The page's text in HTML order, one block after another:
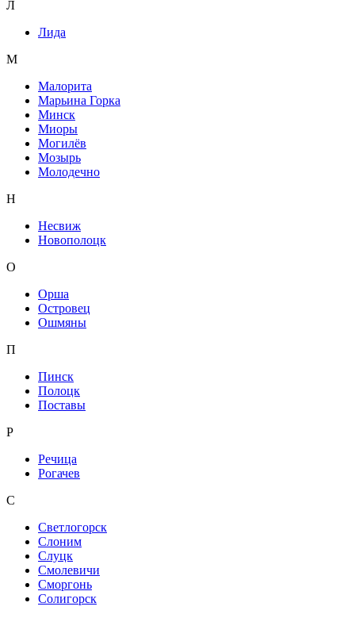
Л
Лида
М
Малорита
Марьина Горка
Минск
Миоры
Могилёв
Мозырь
Молодечно
Н
Несвиж
Новополоцк
О
Орша
Островец
Ошмяны
П
Пинск
Полоцк
Поставы
Р
Речица
Рогачев
С
Светлогорск
Слоним
Слуцк
Смолевичи
Сморгонь
Солигорск